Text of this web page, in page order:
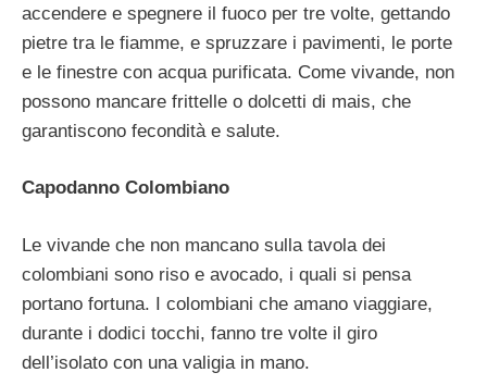
accendere e spegnere il fuoco per tre volte, gettando
pietre tra le fiamme, e spruzzare i pavimenti, le porte
e le finestre con acqua purificata. Come vivande, non
possono mancare frittelle o dolcetti di mais, che
garantiscono fecondità e salute.
Capodanno Colombiano
Le vivande che non mancano sulla tavola dei
colombiani sono riso e avocado, i quali si pensa
portano fortuna. I colombiani che amano viaggiare,
durante i dodici tocchi, fanno tre volte il giro
dell’isolato con una valigia in mano.